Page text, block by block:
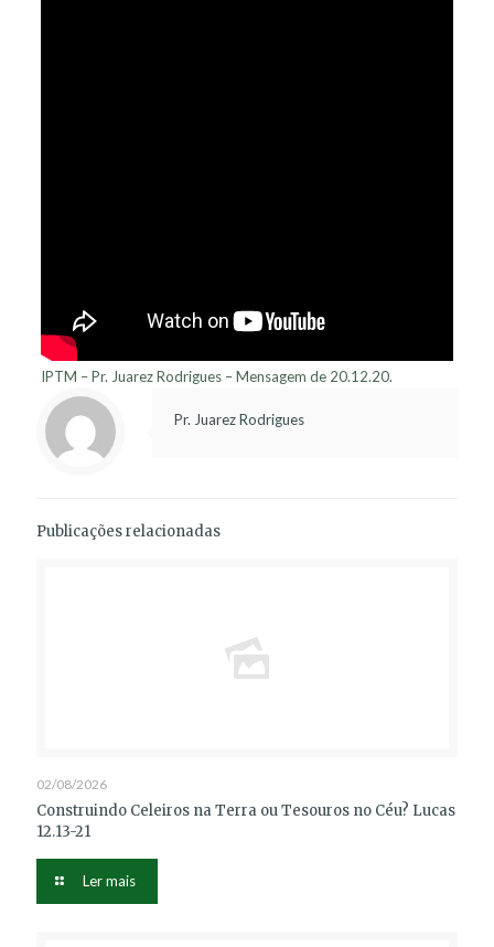
IPTM – Pr. Juarez Rodrigues – Mensagem de 20.12.20.
Pr. Juarez Rodrigues
Publicações relacionadas
02/08/2026
Construindo Celeiros na Terra ou Tesouros no Céu? Lucas
12.13-21
Ler mais